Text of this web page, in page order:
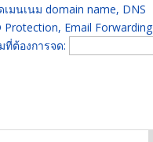
มนเนม domain name, DNS
Email Forwarding
ที่ต้องการจด: